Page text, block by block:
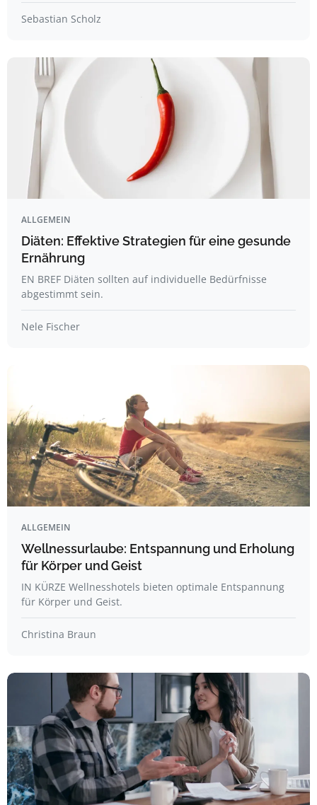
Sebastian Scholz
ALLGEMEIN
Diäten: Effektive Strategien für eine gesunde
Ernährung
EN BREF Diäten sollten auf individuelle Bedürfnisse
abgestimmt sein.
Nele Fischer
ALLGEMEIN
Wellnessurlaube: Entspannung und Erholung
für Körper und Geist
IN KÜRZE Wellnesshotels bieten optimale Entspannung
für Körper und Geist.
Christina Braun